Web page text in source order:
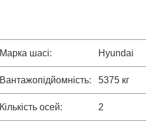
Марка шасі Hyundai
Вантажопідйомність 5375 кг
Кількість осей 2